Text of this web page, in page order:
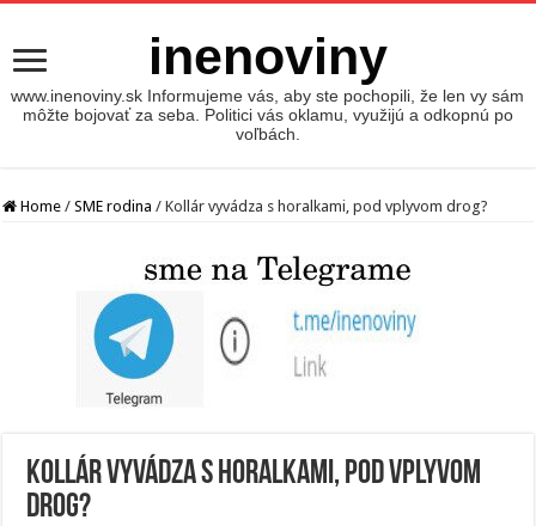
inenoviny
www.inenoviny.sk Informujeme vás, aby ste pochopili, že len vy sám
môžte bojovať za seba. Politici vás oklamu, využijú a odkopnú po
voľbách.
Home / SME rodina / Kollár vyvádza s horalkami, pod vplyvom drog?
Kollár vyvádza s horalkami, pod vplyvom
drog?